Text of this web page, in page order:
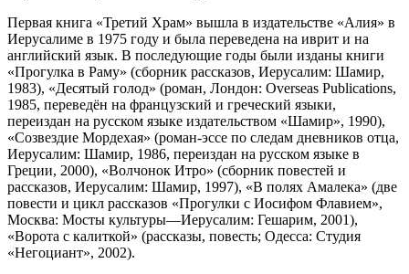
Первая книга «Третий Храм» вышла в издательстве «Алия» в
Иерусалиме в 1975 году и была переведена на иврит и на
английский язык. В последующие годы были изданы книги
«Прогулка в Раму» (сборник рассказов, Иерусалим: Шамир,
1983), «Десятый голод» (роман, Лондон: Overseas Publications,
1985, переведён на французский и греческий языки,
переиздан на русском языке издательством «Шамир», 1990),
«Созвездие Мордехая» (роман-эссе по следам дневников отца,
Иерусалим: Шамир, 1986, переиздан на русском языке в
Греции, 2000), «Волчонок Итро» (сборник повестей и
рассказов, Иерусалим: Шамир, 1997), «В полях Амалека» (две
повести и цикл рассказов «Прогулки с Иосифом Флавием»,
Москва: Мосты культуры—Иерусалим: Гешарим, 2001),
«Ворота с калиткой» (рассказы, повесть; Одесса: Студия
«Негоциант», 2002).